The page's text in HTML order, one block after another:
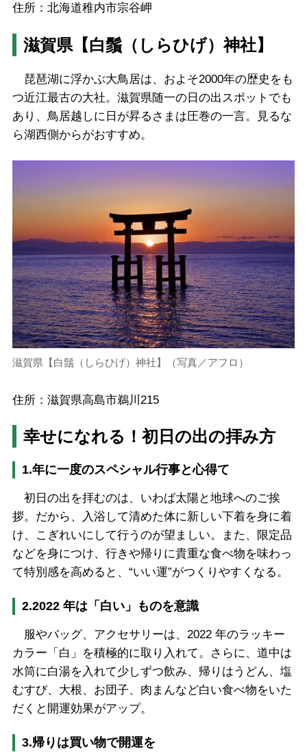
住所：北海道稚内市宗谷岬
滋賀県【白鬚（しらひげ）神社】
琵琶湖に浮かぶ大鳥居は、およそ2000年の歴史をも
つ近江最古の大社。滋賀県随一の日の出スポットでも
あり、鳥居越しに日が昇るさまは圧巻の一言。見るな
ら湖西側からがおすすめ。
滋賀県【白鬚（しらひげ）神社】（写真／アフロ）
住所：滋賀県高島市鵜川215
幸せになれる！初日の出の拝み方
1.年に一度のスペシャル行事と心得て
初日の出を拝むのは、いわば太陽と地球へのご挨
拶。だから、入浴して清めた体に新しい下着を身に着
け、こぎれいにして行うのが望ましい。また、限定品
などを身につけ、行きや帰りに貴重な食べ物を味わっ
て特別感を高めると、“いい運”がつくりやすくなる。
2.2022 年は「白い」ものを意識
服やバッグ、アクセサリーは、2022 年のラッキー
カラー「白」を積極的に取り入れて。さらに、道中は
水筒に白湯を入れて少しずつ飲み、帰りはうどん、塩
むすび、大根、お団子、肉まんなど白い食べ物をいた
だくと開運効果がアップ。
3.帰りは買い物で開運を